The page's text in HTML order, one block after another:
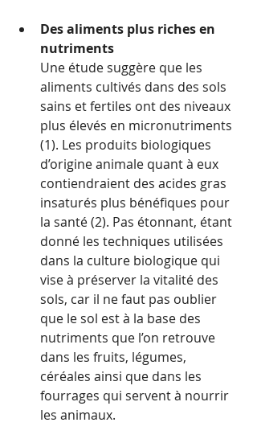
Des aliments plus riches en
nutriments
Une étude suggère que les
aliments cultivés dans des sols
sains et fertiles ont des niveaux
plus élevés en micronutriments
(1). Les produits biologiques
d’origine animale quant à eux
contiendraient des acides gras
insaturés plus bénéfiques pour
la santé (2). Pas étonnant, étant
donné les techniques utilisées
dans la culture biologique qui
vise à préserver la vitalité des
sols, car il ne faut pas oublier
que le sol est à la base des
nutriments que l’on retrouve
dans les fruits, légumes,
céréales ainsi que dans les
fourrages qui servent à nourrir
les animaux.